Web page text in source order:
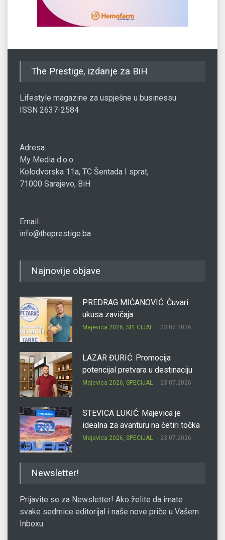
The Prestige, izdanje za BiH
Lifestyle magazine za uspješne u businessu
ISSN 2637-2584
Adresa:
My Media d.o.o.
Kolodvorska 11a, TC Šentada I sprat,
71000 Sarajevo, BiH
Email:
info@theprestige.ba
Najnovije objave
PREDRAG MIĆANOVIĆ: Čuvari
ukusa zavičaja
Majevica 2026, SPECIJAL 23.07.2026.
LAZAR ĐURIĆ: Promocija
potencijal pretvara u destinaciju
Majevica 2026, SPECIJAL 23.07.2026.
STEVICA LUKIĆ: Majevica je
idealna za avanturu na četiri točka
Majevica 2026, SPECIJAL 23.07.2026.
Newsletter!
Prijavite se za Newsletter! Ako želite da imate
svake sedmice editorijal i naše nove priče u Vašem
Inboxu.